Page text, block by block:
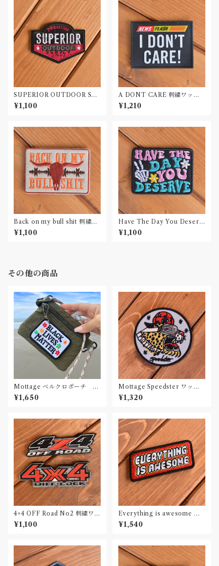
SUPERIOR OUTDOOR SU
PLY 刺繍ワッペン Patch
¥1,100
A DONT CARE 刺繍ワッペ
ン Patch
¥1,210
Back on my bull shit 刺繍ワ
ッペン Patch
¥1,100
Have The Day You Deserv
e 刺繍ワッペン Patch
¥1,100
その他の商品
Mottage ベルクロポーチ シ
ョルダーストラップ
¥1,650
Mottage Speedster ワッペ
ン 刺繍 Patch
¥1,320
4×4 OFF Road No2 刺繍ワッ
ペン Patch
¥1,100
Everything is awesome 刺
繍ワッペン Patch
¥1,540